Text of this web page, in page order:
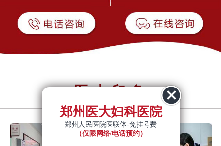
医大印象
郑州医大妇科医院
郑州人民医院医联体-免挂号费
（仅限网络/电话预约）